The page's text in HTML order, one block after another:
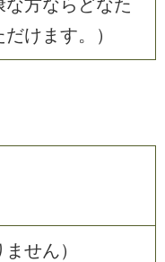
方ならどなた
けます。）
せん）